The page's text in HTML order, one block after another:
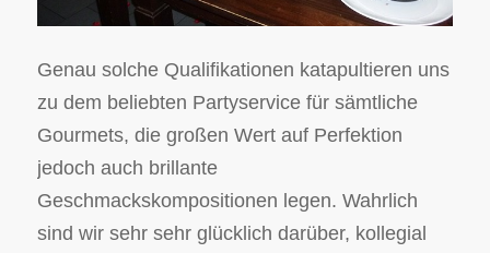
Genau solche Qualifikationen katapultieren uns
zu dem beliebten Partyservice für sämtliche
Gourmets, die großen Wert auf Perfektion
jedoch auch brillante
Geschmackskompositionen legen. Wahrlich
sind wir sehr sehr glücklich darüber, kollegial